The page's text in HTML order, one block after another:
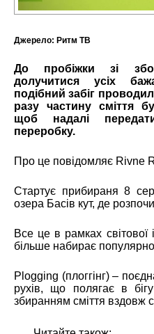
Джерело: Ритм ТВ
До пробіжки зі
долучитися усіх
подібний забіг
разу частину сміття
щоб надалі
переробку.
Про це повідомляє Rivne
Стартує прибираня 8
озера Басів кут, де
Все це в рамках світової
більше набирає
Plogging (плоггінг) –
рухів, що полягає в
збиранням сміття вздовж